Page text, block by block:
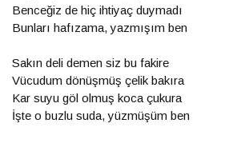
Benceğiz de hiç ihtiyaç duymadı
Bunları hafızama, yazmışım ben
Sakın deli demen siz bu fakire
Vücudum dönüşmüş çelik bakıra
Kar suyu göl olmuş koca çukura
İşte o buzlu suda, yüzmüşüm ben